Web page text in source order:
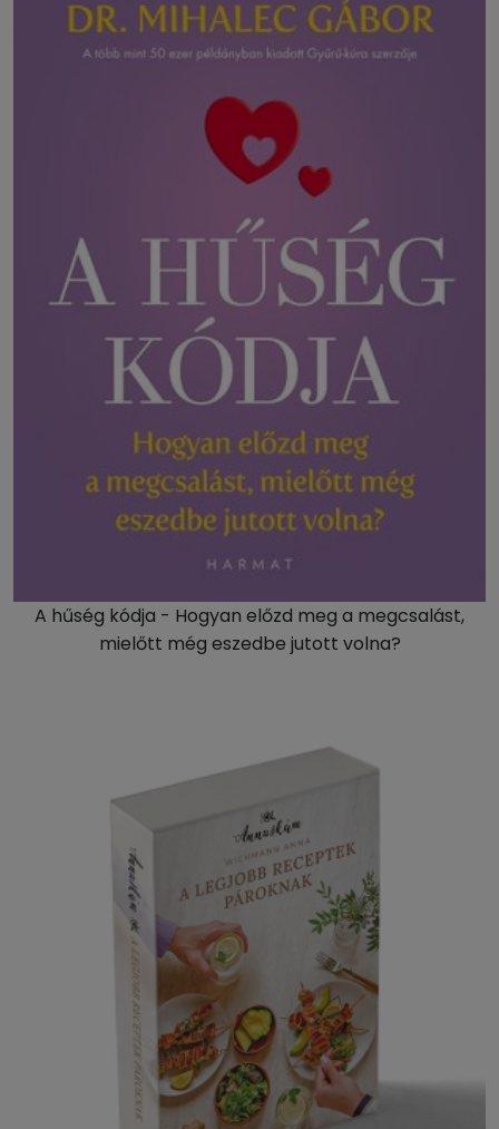
A hűség kódja - Hogyan előzd meg a megcsalást,
mielőtt még eszedbe jutott volna?